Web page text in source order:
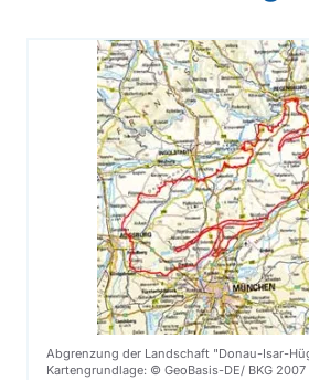
Abgrenzung der Landschaft "Donau-Isar-
Kartengrundlage: © GeoBasis-DE/ BKG 2007